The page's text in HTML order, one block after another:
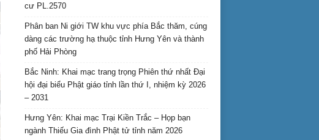
cư PL.2570
Phân ban Ni giới TW khu vực phía Bắc thăm, cúng
dàng các trường hạ thuộc tỉnh Hưng Yên và thành
phố Hải Phòng
Bắc Ninh: Khai mạc trang trọng Phiên thứ nhất Đại
hội đại biểu Phật giáo tỉnh lần thứ I, nhiệm kỳ 2026
– 2031
Hưng Yên: Khai mạc Trại Kiền Trắc – Họp bạn
ngành Thiếu Gia đình Phật tử tỉnh năm 2026